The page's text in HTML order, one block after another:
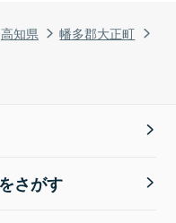
高知県
幡多郡大正町
さがす